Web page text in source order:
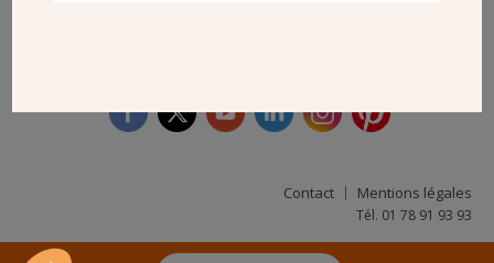
facebooktwitter youtube linkedin instagram
Contact Mentions légales
Tél. 01 78 91 93 93